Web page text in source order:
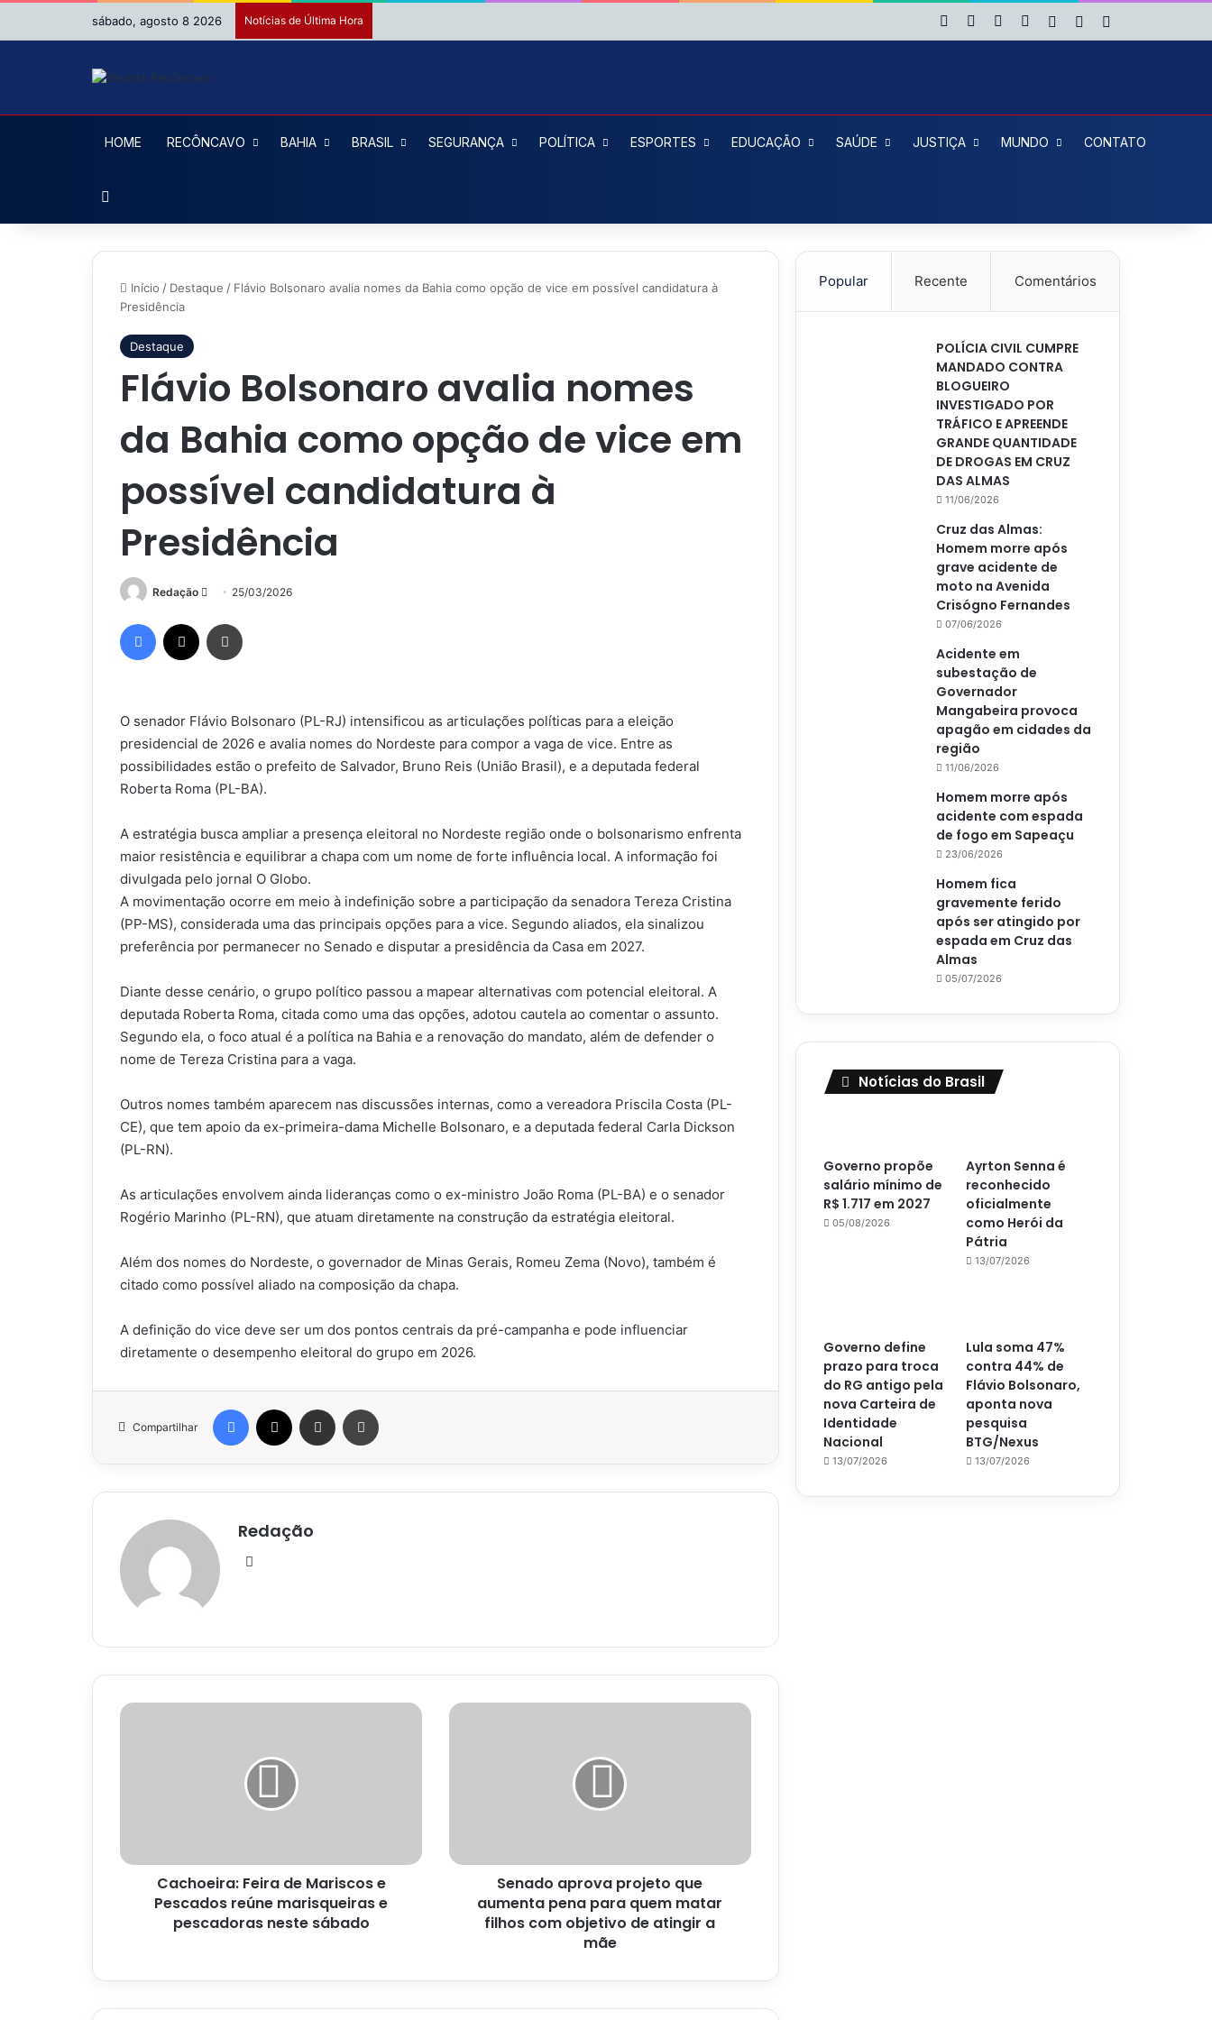
sábado, agosto 8 2026 Notícias de Última Hora Facebook YouTubeInstagram
Entrar Artigo aleatório
HOME RECÔNCAVO BAHIA BRASIL SEGURANÇA POLÍTICA ESPORTES EDUCAÇÃO SAÚDE JUSTIÇA MUNDO CONTATO
Início / Destaque / Flávio Bolsonaro avalia nomes da Bahia como opção de vice em possível candidatura à
Presidência
Destaque
Flávio Bolsonaro avalia nomes
da Bahia como opção de vice em
possível candidatura à
Presidência
Redação
Mande
e-
mail
25/03/2026
Facebook
O senador Flávio Bolsonaro (PL-RJ) intensificou as articulações políticas para a eleição
presidencial de 2026 e avalia nomes do Nordeste para compor a vaga de vice. Entre as
possibilidades estão o prefeito de Salvador, Bruno Reis (União Brasil), e a deputada federal
Roberta Roma (PL-BA).
A estratégia busca ampliar a presença eleitoral no Nordeste região onde o bolsonarismo enfrenta
maior resistência e equilibrar a chapa com um nome de forte influência local. A informação foi
divulgada pelo jornal O Globo.
A movimentação ocorre em meio à indefinição sobre a participação da senadora Tereza Cristina
(PP-MS), considerada uma das principais opções para a vice. Segundo aliados, ela sinalizou
preferência por permanecer no Senado e disputar a presidência da Casa em 2027.
Diante desse cenário, o grupo político passou a mapear alternativas com potencial eleitoral. A
deputada Roberta Roma, citada como uma das opções, adotou cautela ao comentar o assunto.
Segundo ela, o foco atual é a política na Bahia e a renovação do mandato, além de defender o
nome de Tereza Cristina para a vaga.
Outros nomes também aparecem nas discussões internas, como a vereadora Priscila Costa (PL-
CE), que tem apoio da ex-primeira-dama Michelle Bolsonaro, e a deputada federal Carla Dickson
(PL-RN).
As articulações envolvem ainda lideranças como o ex-ministro João Roma (PL-BA) e o senador
Rogério Marinho (PL-RN), que atuam diretamente na construção da estratégia eleitoral.
Além dos nomes do Nordeste, o governador de Minas Gerais, Romeu Zema (Novo), também é
citado como possível aliado na composição da chapa.
A definição do vice deve ser um dos pontos centrais da pré-campanha e pode influenciar
diretamente o desempenho eleitoral do grupo em 2026.
Compartilhar
Facebook Compartilhar via e-mail
Redação
Cachoeira:
e
pescadorasCachoeira: Feira de Mariscos e
Pescados reúne marisqueiras e
pescadoras neste sábado
Senado
matar
objetivo
Senado aprova projeto que
aumenta pena para quem matar
filhos com objetivo de atingir a
mãe
Popular Recente Comentários
POLÍCIA CIVIL CUMPRE
MANDADO CONTRA
BLOGUEIRO
INVESTIGADO POR
TRÁFICO E APREENDE
GRANDE QUANTIDADE
DE DROGAS EM CRUZ
DAS ALMAS
11/06/2026
Cruz das Almas:
Homem morre após
grave acidente de
moto na Avenida
Crisógno Fernandes
07/06/2026
Acidente em
subestação de
Governador
Mangabeira provoca
apagão em cidades da
região
11/06/2026
Homem morre após
acidente com espada
de fogo em Sapeaçu
23/06/2026
Homem fica
gravemente ferido
após ser atingido por
espada em Cruz das
Almas
05/07/2026
Notícias do Brasil
Governo propõe
salário mínimo de
R$ 1.717 em 2027
05/08/2026
Ayrton Senna é
reconhecido
oficialmente
como Herói da
Pátria
13/07/2026
Governo define
prazo para troca
do RG antigo pela
nova Carteira de
Identidade
Nacional
13/07/2026
Lula soma 47%
contra 44% de
Flávio Bolsonaro,
aponta nova
pesquisa
BTG/Nexus
13/07/2026